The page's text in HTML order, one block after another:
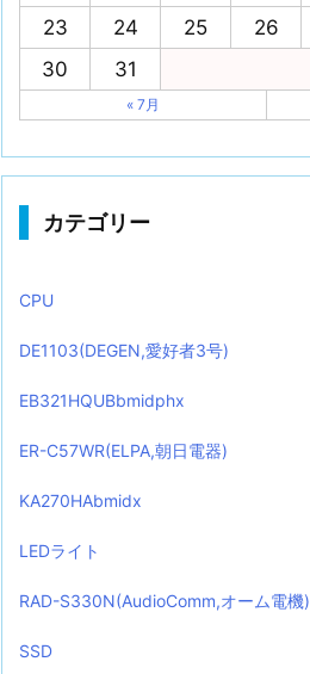
23
24 25 26
30
31
« 7月
カテゴリー
CPU
DE1103(DEGEN,愛好者3号)
EB321HQUBbmidphx
ER-C57WR(ELPA,朝日電器)
KA270HAbmidx
LEDライト
RAD-S330N(AudioComm,オーム電機)
SSD